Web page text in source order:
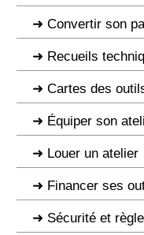
Convertir son
Recueils
Cartes des
Équiper son
Louer un atelier
Financer ses
Sécurité et